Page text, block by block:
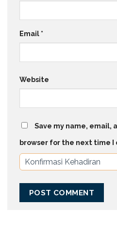
Email *
Website
Save my name, email,
browser for the next time I